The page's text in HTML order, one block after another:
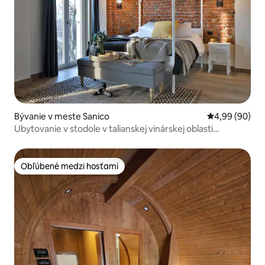
Bývanie v meste Sanico Priemerné
4,99 (90)
Ubytovanie v stodole v talianskej vinárskej oblasti
Obľúbené medzi hosťami
Obľúbené medzi hosťami